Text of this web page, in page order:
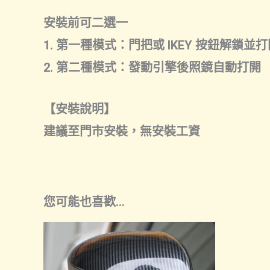
安裝前可二選一
1. 第一種模式：門把或 IKEY 按鈕解鎖並
2. 第二種模式：發動引擎後照鏡自動打開
【安裝說明】
建議至門市安裝，無安裝工資
您可能也喜歡…